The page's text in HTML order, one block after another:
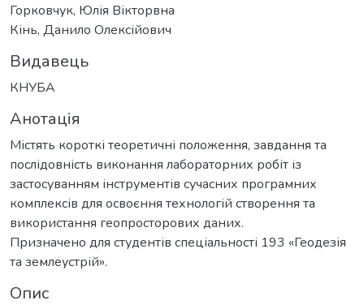
Горковчук, Юлія Вікторвна
Кінь, Данило Олексійович
Видавець
КНУБА
Анотація
Містять короткі теоретичні положення, завдання та
послідовність виконання лабораторних робіт із
застосуванням інструментів сучасних програмних
комплексів для освоєння технологій створення та
використання геопросторових даних.
Призначено для студентів спеціальності 193 «Геодезія
та землеустрій».
Опис